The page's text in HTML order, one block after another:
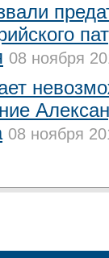
08 ноября
08 ноября